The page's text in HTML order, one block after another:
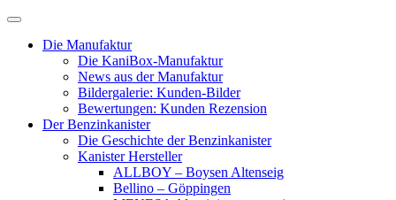
Skip
contentDie Manufaktur
Die KaniBox-Manufaktur
News aus der Manufaktur
Bildergalerie: Kunden-Bilder
Bewertungen: Kunden Rezension
Der Benzinkanister
Die Geschichte der Benzinkanister
Kanister Hersteller
ALLBOY – Boysen Altenseig
Bellino – Göppingen